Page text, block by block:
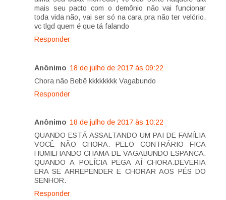
mais seu pacto com o demônio não vai funcionar
toda vida não, vai ser só na cara pra não ter velório,
vc tlgd quem é que tá falando
Responder
Anônimo 18 de julho de 2017 às 09:22
Chora não Bebê kkkkkkkk Vagabundo
Responder
Anônimo 18 de julho de 2017 às 10:22
QUANDO ESTÁ ASSALTANDO UM PAI DE FAMÍLIA
VOCÊ NÃO CHORA. PELO CONTRÁRIO FICA
HUMILHANDO CHAMA DE VAGABUNDO ESPANCA.
QUANDO A POLÍCIA PEGA AÍ CHORA.DEVERIA
ERA SE ARREPENDER E CHORAR AOS PÉS DO
SENHOR.
Responder